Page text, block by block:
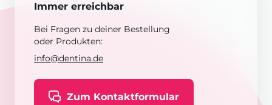
Immer erreichbar
Bei Fragen zu deiner Bestellung
oder Produkten:
info@dentina.de
Zum Kontaktformular